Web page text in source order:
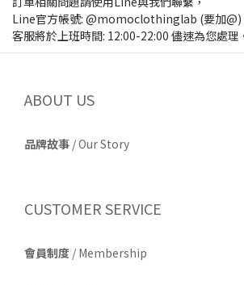
Line官方帳號: @momoclothinglab (要加@)
客服將於上班時間: 12:00-22:00 儘速為您處理
ABOUT US
品牌故事 /Our Story
CUSTOMER SERVICE
會員制度 / Membership